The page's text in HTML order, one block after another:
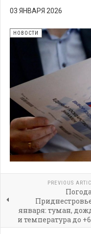
03 ЯНВАРЯ 2026
НОВОСТИ
PREVIOUS
января: туман,
и температура до